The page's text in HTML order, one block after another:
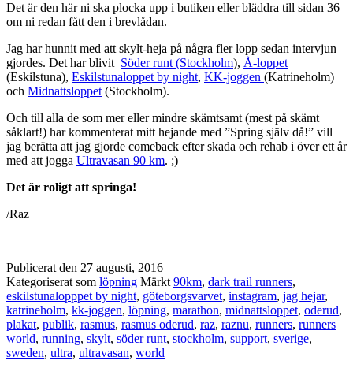
Det är den här ni ska plocka upp i butiken eller bläddra till sidan 36
om ni redan fått den i brevlådan.
Jag har hunnit med att skylt-heja på några fler lopp sedan intervjun
gjordes. Det har blivit Söder runt (Stockholm), Å-loppet
(Eskilstuna), Eskilstunaloppet by night, KK-joggen (Katrineholm)
och Midnattsloppet (Stockholm).
Och till alla de som mer eller mindre skämtsamt (mest på skämt
såklart!) har kommenterat mitt hejande med ”Spring själv då!” vill
jag berätta att jag gjorde comeback efter skada och rehab i över ett år
med att jogga Ultravasan 90 km. ;)
Det är roligt att springa!
/Raz
Publicerat den 27 augusti, 2016
Kategoriserat som löpning Märkt 90km, dark trail runners,
eskilstunalopppet by night, göteborgsvarvet, instagram, jag hejar,
katrineholm, kk-joggen, löpning, marathon, midnattsloppet, oderud,
plakat, publik, rasmus, rasmus oderud, raz, raznu, runners, runners
world, running, skylt, söder runt, stockholm, support, sverige,
sweden, ultra, ultravasan, world